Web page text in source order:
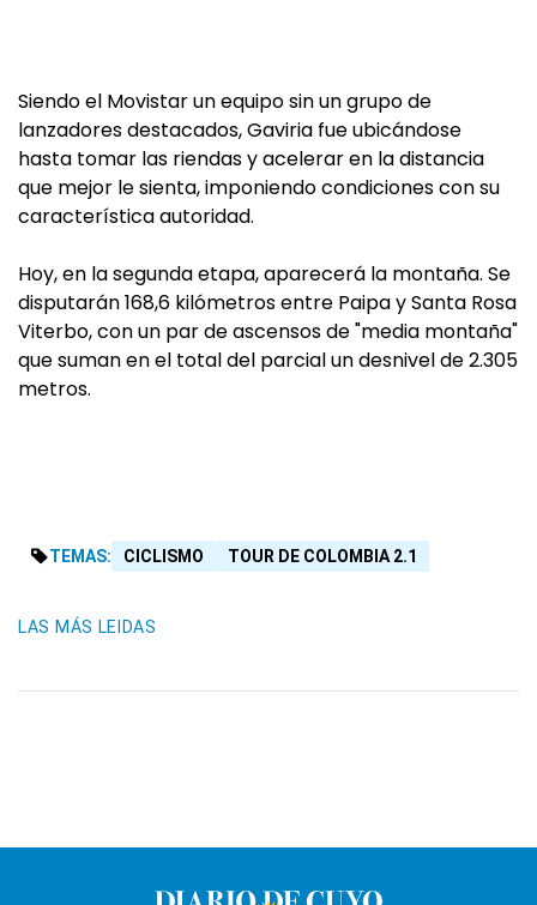
Siendo el Movistar un equipo sin un grupo de
lanzadores destacados, Gaviria fue ubicándose
hasta tomar las riendas y acelerar en la distancia
que mejor le sienta, imponiendo condiciones con su
característica autoridad.
Hoy, en la segunda etapa, aparecerá la montaña. Se
disputarán 168,6 kilómetros entre Paipa y Santa Rosa
Viterbo, con un par de ascensos de "media montaña"
que suman en el total del parcial un desnivel de 2.305
metros.
TEMAS: CICLISMO TOUR DE COLOMBIA 2.1
LAS MÁS LEIDAS